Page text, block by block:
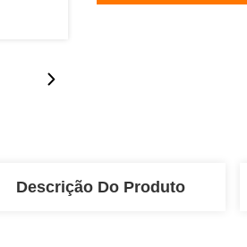
Descrição Do Produto